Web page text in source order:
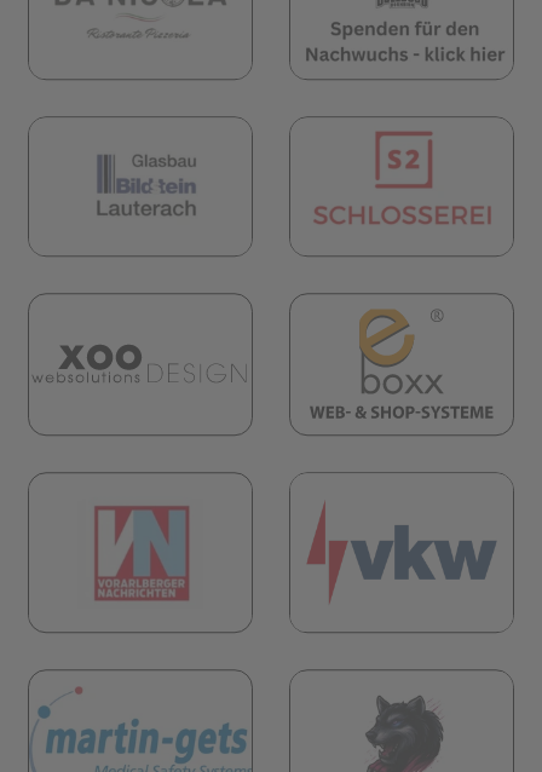
in neuem Tab) (öffnet in neuem Tab)
in neuem Tab) (öffnet in neuem Tab)
in neuem Tab) (öffnet in neuem Tab)
in neuem Tab)
(öffnet in neuem Tab)